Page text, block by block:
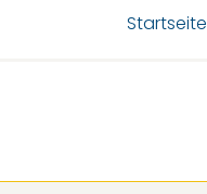
Startseite